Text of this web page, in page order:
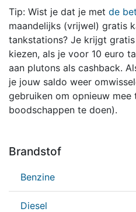
Tip: Wist je dat je met de
maandelijks (vrijwel) gratis
tankstations? Je krijgt
kiezen, als je voor 10 euro
aan plutons als cashback.
je jouw saldo weer
gebruiken om opnieuw mee
boodschappen te doen).
Brandstof
Benzine
Diesel